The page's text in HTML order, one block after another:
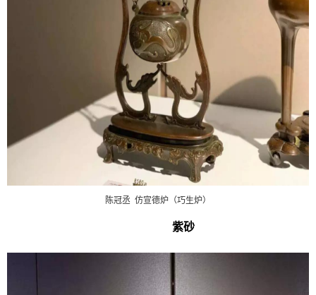
陈冠丞 仿宣德炉（巧生炉）
紫砂